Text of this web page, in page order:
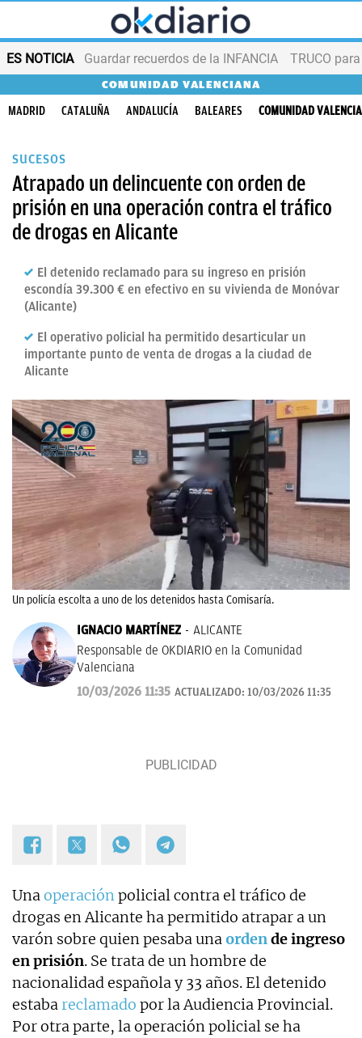
ES NOTICIA Guardar recuerdos de la INFANCIA TRUCO
COMUNIDAD VALENCIANA
MADRID CATALUÑA ANDALUCÍA BALEARES COMUNIDAD
SUCESOS
Atrapado un delincuente con orden de
prisión en una operación contra el tráfico
de drogas en Alicante
El detenido reclamado para su ingreso en prisión
escondía 39.300 € en efectivo en su vivienda de Monóvar
(Alicante)
El operativo policial ha permitido desarticular un
importante punto de venta de drogas a la ciudad de
Alicante
Un policía escolta a uno de los detenidos hasta Comisaría.
IGNACIO MARTÍNEZ
ALICANTE
Responsable de OKDIARIO en la Comunidad
Valenciana
10/03/2026 11:35 ACTUALIZADO: 10/03/2026 11:35
Unaoperaciónpolicial contra el tráfico de
drogas en Alicante ha permitido atrapar a un
varón sobre quien pesaba unaordende ingreso
en prisión. Se trata de un hombre de
nacionalidad española y 33 años. El detenido
estaba reclamado por la Audiencia Provincial.
Por otra parte, la operación policial se ha